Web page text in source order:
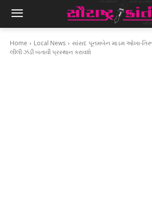
Home Local News
સાંસદ પૂનમબેન માડમ ઓખા-
લીલી ઝંડી બતાવી પ્રસ્થાન કરાવશે